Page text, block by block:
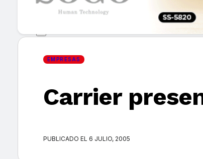
HEMEROTECA
Encuentra tu noticia
EMPRESAS
Carrier
PUBLICADO EL 6 JULIO, 2005